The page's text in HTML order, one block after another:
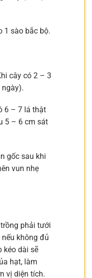
1 sào bắc bộ.
cây có 2 – 3
6 – 7 lá thật
5 – 6 cm sát
gốc sau khi
vun nhẹ
phải tưới
không đủ
kéo dài sẽ
hạt, làm
vị diện tích.